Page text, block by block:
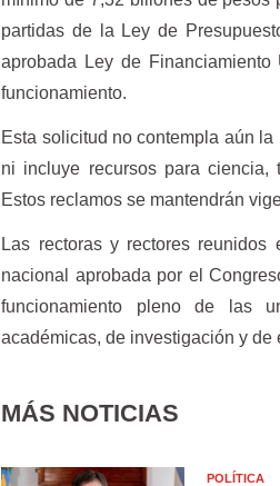
partidas de la Ley de
aprobada Ley de
funcionamiento.
Esta solicitud no contempla aún
ni incluye recursos para ciencia,
Estos reclamos se mantendrán
Las rectoras y rectores
nacional aprobada por el
funcionamiento pleno de las
académicas, de investigación y de
MÁS NOTICIAS
POLÍTICA